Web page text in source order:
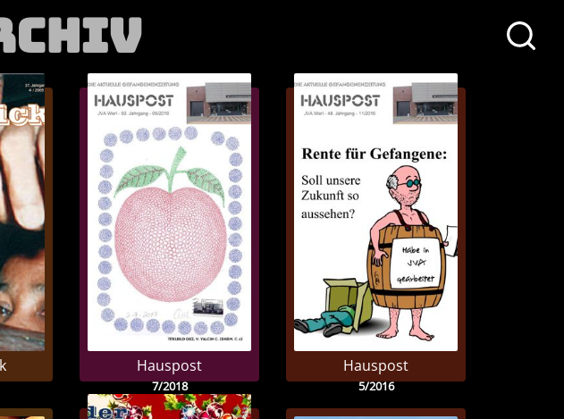
Hauspost
7/2018
Hauspost
5/2016